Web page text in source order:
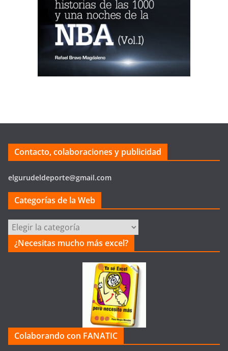
Contacto, colaboraciones y publicidad
elgurudeldeporte@gmail.com
Categorías de la Web
Categorías
la
¿Necesitas mucho más excel?
Colaborando con FANATIC